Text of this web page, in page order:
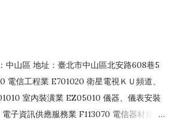
中山區 地址：臺北市中山區北安路608巷5
信工程業 E701020 衛星電視ＫＵ頻道、
室內裝潢業 EZ05010 儀器、儀表安裝
子資訊供應服務業 F113070 電信器材批發